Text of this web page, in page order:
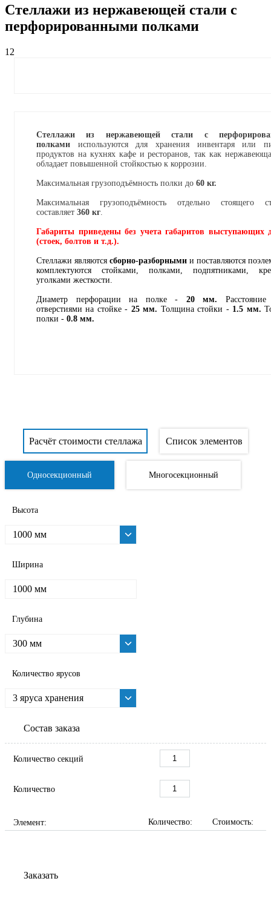
Стеллажи из нержавеющей стали с
перфорированными полками
12
Стеллажи из нержавеющей стали с
полками используются для хранения инвентаря или
продуктов на кухнях кафе и ресторанов, так как
обладает повышенной стойкостью к коррозии.
Максимальная грузоподъёмность полки до 60 кг.
Максимальная грузоподъёмность отдельно стоящего
составляет 360 кг
Габариты приведены без учета габаритов выступающих
(стоек, болтов и т.д.).
Стеллажи являются сборно-разборными и поставляются
комплектуются стойками, полками, подпятниками,
уголками жесткости.
Диаметр перфорации на полке - 20 мм.
отверстиями на стойке - 25 мм. Толщина стойки - 1.5 мм.
полки - 0.8 мм.
Расчёт стоимости стеллажа Список элементов
Односекционный Многосекционный
Высота
1000 мм
Ширина
1000 мм
Глубина
300 мм
Количество ярусов
3 яруса хранения
Состав заказа
Количество секций
Количество
Элемент: Количество: Стоимость:
Заказать